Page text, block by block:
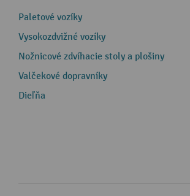
Paletové vozíky
Vysokozdvižné vozíky
Nožnicové zdvíhacie stoly a plošiny
Valčekové dopravníky
Dieľňa